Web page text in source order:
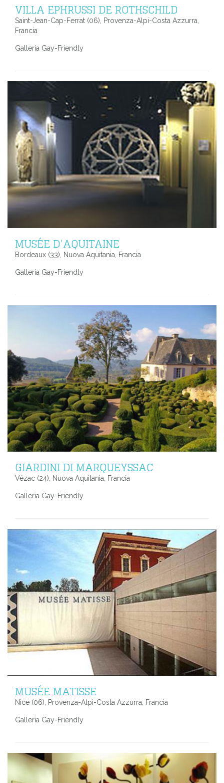
VILLA EPHRUSSI DE ROTHSCHILD
Saint-Jean-Cap-Ferrat (06), Provenza-Alpi-Costa Azzurra,
Francia
Galleria Gay-Friendly
MUSÉE D’AQUITAINE
Bordeaux (33), Nuova Aquitania, Francia
Galleria Gay-Friendly
GIARDINI DI MARQUEYSSAC
Vézac (24), Nuova Aquitania, Francia
Galleria Gay-Friendly
MUSÉE MATISSE
Nice (06), Provenza-Alpi-Costa Azzurra, Francia
Galleria Gay-Friendly